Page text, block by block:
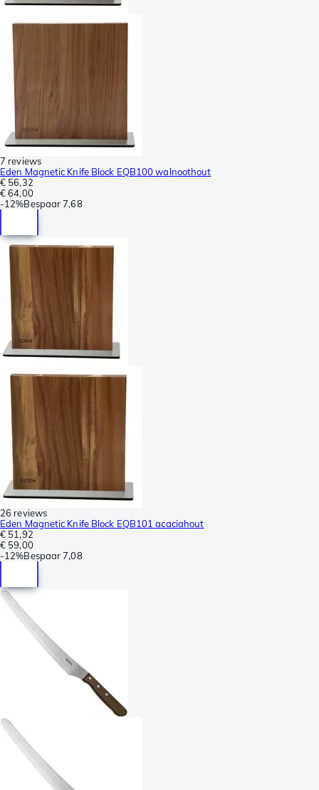
7 reviews
Eden Magnetic Knife Block EQB100 walnoothout
€ 56,32
€ 64,00
-12%Bespaar 7,68
26 reviews
Eden Magnetic Knife Block EQB101 acaciahout
€ 51,92
€ 59,00
-12%Bespaar 7,08